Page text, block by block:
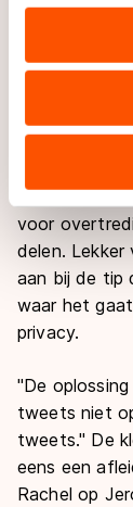
combineren
verstrekt of
Sommige
landen buiten
adequaat
Door op
overdracht.
persoonlijke
ging op de
discussie
zonder
die hoogst
In ieder
voor
delen. Lekker
aan bij de tip
waar het
privacy.
"De
tweets niet
tweets." De
eens een
Rachel op